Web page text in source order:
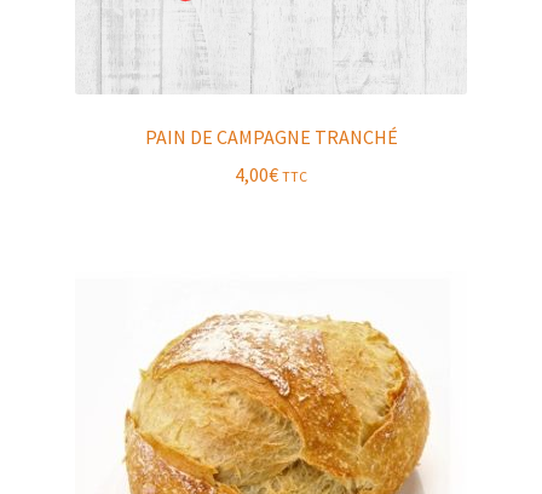
PAIN DE CAMPAGNE TRANCHÉ
4,00€ TTC